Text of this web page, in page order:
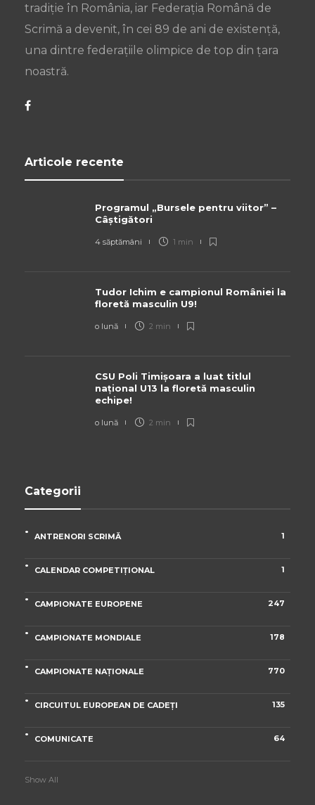
tradiție în România, iar Federația Română de
Scrimă a devenit, în cei 89 de ani de existență,
una dintre federațiile olimpice de top din țara
noastră.
Articole recente
Programul „Bursele pentru viitor” –
Câștigători
4 săptămâni 1 min
Tudor Ichim e campionul României la
floretă masculin U9!
o lună 2 min
CSU Poli Timișoara a luat titlul
național U13 la floretă masculin
echipe!
o lună 2 min
Categorii
ANTRENORI SCRIMĂ 1
CALENDAR COMPETIȚIONAL 1
CAMPIONATE EUROPENE 247
CAMPIONATE MONDIALE 178
CAMPIONATE NAȚIONALE 770
CIRCUITUL EUROPEAN DE CADEȚI 135
COMUNICATE 64
Show All